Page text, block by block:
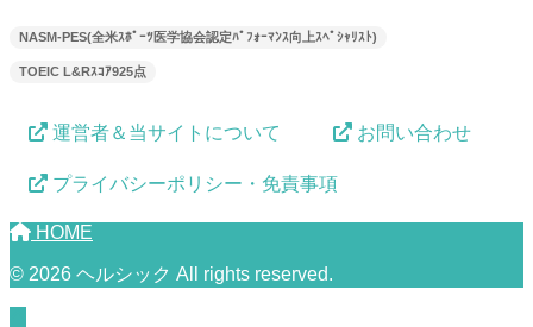
NASM-PES(全米ｽﾎﾟｰﾂ医学協会認定ﾊﾟﾌｫｰﾏﾝｽ向上ｽﾍﾟｼｬﾘｽﾄ)
TOEIC L&Rｽｺｱ925点
運営者＆当サイトについて お問い合わせ
プライバシーポリシー・免責事項
HOME
© 2026 ヘルシック All rights reserved.